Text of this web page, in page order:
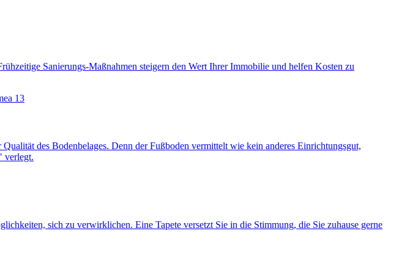
Sanierungs-Maßnahmen steigern den Wert Ihrer Immobilie und helfen Kosten zu
des Boden­belages. Denn der Fuß­boden vermittelt wie kein anderes Einrichtungs­gut,
verlegt.
sich zu verwirklichen. Eine Tapete versetzt Sie in die Stimmung, die Sie zuhause gerne